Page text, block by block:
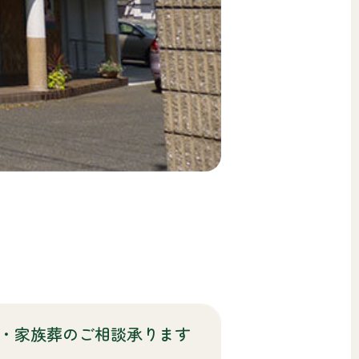
家族葬のご相談承ります